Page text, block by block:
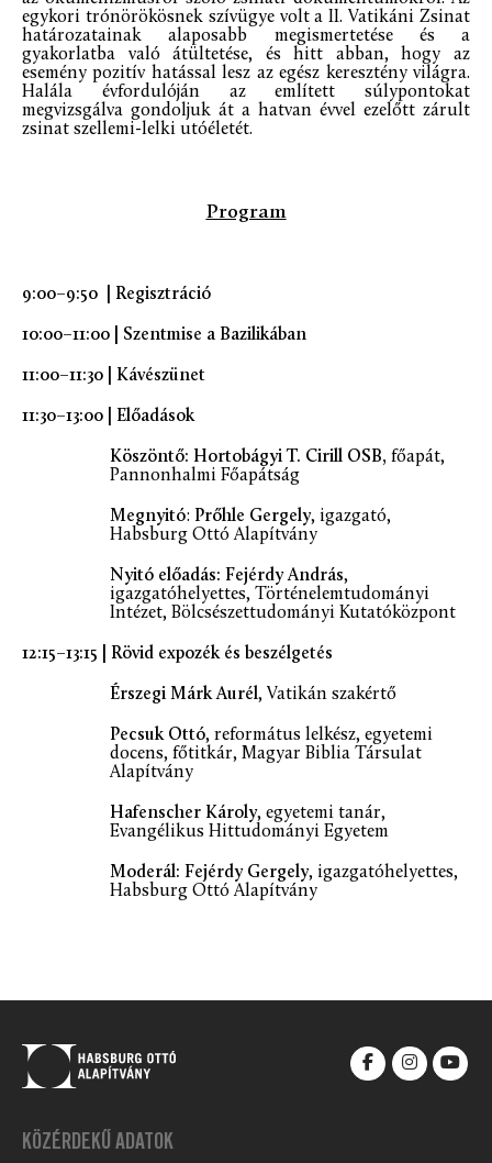
egykori trónörökösnek szívügye volt a II. Vatikáni Zsinat
határozatainak alaposabb megismertetése és a
gyakorlatba való átültetése, és hitt abban, hogy az
esemény pozitív hatással lesz az egész keresztény világra.
Halála évfordulóján az említett súlypontokat
megvizsgálva gondoljuk át a hatvan évvel ezelőtt zárult
zsinat szellemi-lelki utóéletét.
Program
9:00–9:50 Regisztráció
10:00–11:00 Szentmise a Bazilikában
11:00–11:30 Kávészünet
11:30–13:00 Előadások
Köszöntő: Hortobágyi T. Cirill OSB, főapát,
Pannonhalmi Főapátság
Megnyitó: Prőhle Gergely, igazgató,
Habsburg Ottó Alapítvány
Nyitó előadás: Fejérdy András,
igazgatóhelyettes, Történelemtudományi
Intézet, Bölcsészettudományi Kutatóközpont
12:15–13:15 | Rövid expozék és beszélgetés
Érszegi Márk Aurél, Vatikán szakértő
Pecsuk Ottó, református lelkész, egyetemi
docens, főtitkár, Magyar Biblia Társulat
Alapítvány
Hafenscher Károly, egyetemi tanár,
Evangélikus Hittudományi Egyetem
Moderál: Fejérdy Gergely, igazgatóhelyettes,
Habsburg Ottó Alapítvány
KÖZÉRDEKŰ ADATOK